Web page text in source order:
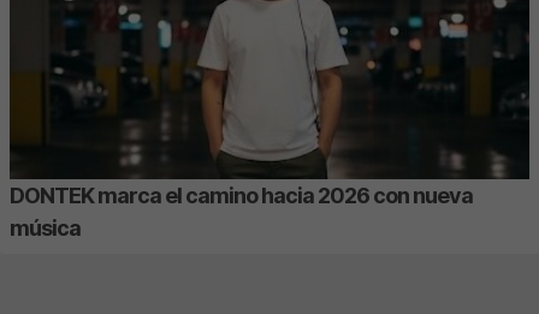
DONTEK marca el camino hacia 2026 con nueva
música